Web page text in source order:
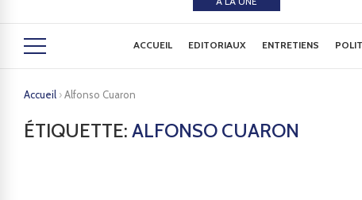
ACCUEIL EDITORIAUX ENTRETIENS
Accueil ›Alfonso Cuaron
ÉTIQUETTE: ALFONSO CUARON